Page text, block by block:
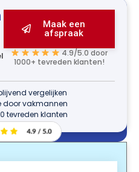
Maak een
afspraak
4.9/5.0 door
1000+ tevreden klanten!
vergelijken
door vakmannen
tevreden klanten